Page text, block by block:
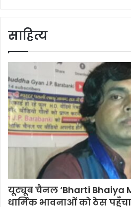
साहित्य
यूट्यूब चैनल ‘Bharti Bhaiya
धार्मिक भावनाओं को ठेस